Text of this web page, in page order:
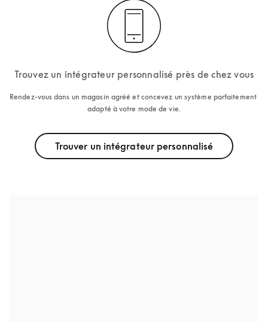
Trouvez un intégrateur personnalisé près de chez vous
Rendez-vous dans un magasin agréé et concevez un système parfaitement
adapté à votre mode de vie.
Trouver un intégrateur personnalisé